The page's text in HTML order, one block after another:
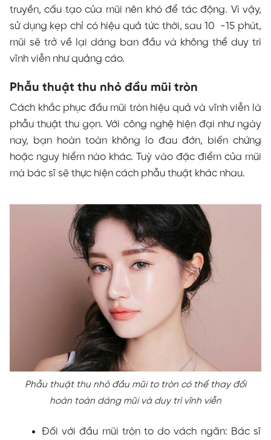
truyền, cấu tạo của mũi nên khó để tác động. Vì vậy,
sử dụng kẹp chỉ có hiệu quả tức thời, sau 10 -15 phút,
mũi sẽ trở về lại dáng ban đầu và không thể duy trì
vĩnh viễn như quảng cáo.
Phẫu thuật thu nhỏ đầu mũi tròn
Cách khắc phục đầu mũi tròn hiệu quả và vĩnh viễn là
phẫu thuật thu gọn. Với công nghệ hiện đại như ngày
nay, bạn hoàn toàn không lo đau đớn, biến chứng
hoặc nguy hiểm nào khác. Tuỳ vào đặc điểm của mũi
mà bác sĩ sẽ thực hiện cách phẫu thuật khác nhau.
Phẫu thuật thu nhỏ đầu mũi to tròn có thể thay đổi
hoàn toàn dáng mũi và duy trì vĩnh viễn
Đối với đầu mũi tròn to do vách ngăn: Bác sĩ